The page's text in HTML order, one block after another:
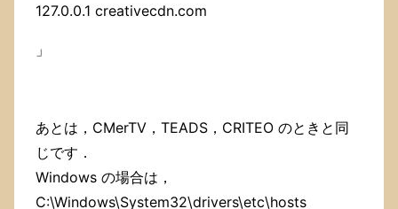
127.0.0.1 creativecdn.com
」
あとは，CMerTV，TEADS，CRITEO のときと同
じです．
Windows の場合は，
C:\Windows\System32\drivers\etc\hosts